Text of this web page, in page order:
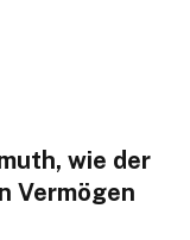
wie der
Vermögen